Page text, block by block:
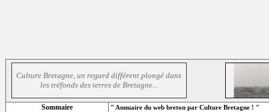
Culture Bretagne, un regard différent plongé dans
les tréfonds des terres de Bretagne...
Sommaire " Annuaire du web breton par Culture Bretagne ! "